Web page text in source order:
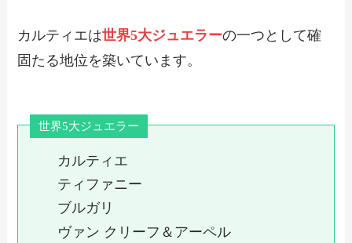
カルティエは世界5大ジュエラーの一つとして確
固たる地位を築いています。
世界5大ジュエラー
カルティエ
ティファニー
ブルガリ
ヴァン クリーフ＆アーペル